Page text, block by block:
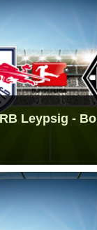
Leypsig -